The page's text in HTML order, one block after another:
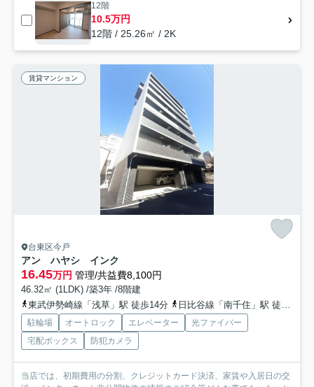
12階
10.5万円
12階 / 25.26㎡ / 2K
賃貸マンション
台東区今戸
アン ハヤシ インク
16.45万円 管理/共益費8,100円
46.32㎡ (1LDK) /築3年 /8階建
東武伊勢崎線「浅草」駅 徒歩14分
日比谷線「南千住」駅 徒歩22分
駐輪場 オートロック エレベーター
光ファイバー
宅配ボックス
防犯カメラ
当店では、初期費用の分割、クレジットカード決済、家賃や入居日の交